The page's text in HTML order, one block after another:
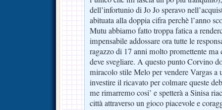
dell’infortunio di Jo Jo speravo
abituata alla doppia cifra perchè l’anno
Mutu abbiamo fatto troppa fatica a
impensabile addossare ora tutte le
ragazzo di 17 anni molto promettente
deve svegliare. A questo punto Corvino
miracolo stile Melo per vendere Vargas a
investire il ricavato per colmare queste
me rimarremo cosi’ e spetterà a Sinisa
città attraverso un gioco piacevole e